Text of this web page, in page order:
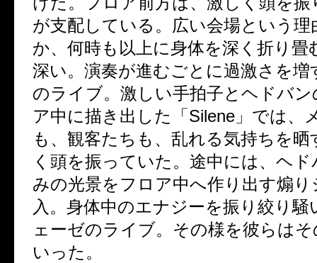
が支配している。広い会場という理
か、何時も以上に身体を深く折り畳
深い。演奏が進むごとに過激さを増
のライブ。激しい手拍子とヘドバ
ア中に描き出した「 Silene 」では、
も、観客たちも、乱れる気持ちを
く頭を振っていた。途中には、ヘ
みの光景をフロア中へ作り出す煽り
入。身体中のエナジーを振り絞り
ェーゼのライブ。その様を彼らは
いった。